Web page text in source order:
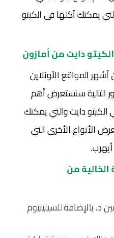
يمكنك آكلها فى الكيتو
دايت من أمازون
المواقع الأونلاين
التالية سنستعرض أهم
دايت والتي يمكنك
الأنواع الأخرى التي
الخالية من
3 وفيتامين د، بالإضافة للسيلينيوم